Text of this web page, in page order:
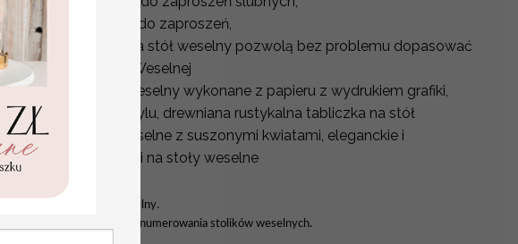
dopasowane do zaproszeń,
wzory numery na stół weselny pozwolą bez problemu dopasować
i charakteru Sali Weselnej
tabliczki na stół weselny wykonane z papieru z wydrukiem grafiki,
stół weselny z akrylu, drewniana rustykalna tabliczka na stół
numerki na stoły weselne z suszonymi kwiatami, eleganckie i
welurowe stojaki na stoły weselne
NA STÓŁ
numerki na stół weselny.
i nowoczesna forma numerowania stolików weselnych.